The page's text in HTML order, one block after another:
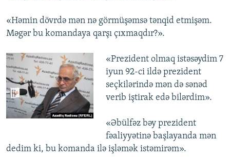
«Həmin dövrdə mən nə görmüşəmsə tənqid etmişəm.
Məgər bu komandaya qarşı çıxmaqdır?».
«Prezident olmaq istəsəydim 7
iyun 92-ci ildə prezident
seçkilərində mən də sənəd
verib iştirak edə bilərdim».
«Əbülfəz bəy prezident
fəaliyyətinə başlayanda mən
dedim ki, bu komanda ilə işləmək istəmirəm».